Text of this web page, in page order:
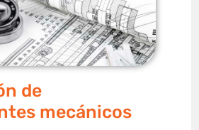
de
mecánicos